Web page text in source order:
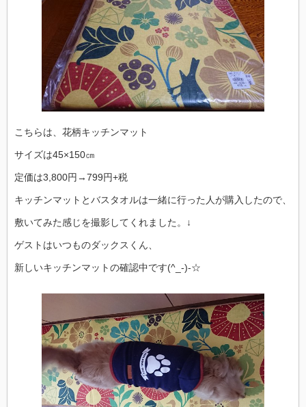
こちらは、花柄キッチンマット
サイズは45×150㎝
定価は3,800円→799円+税
キッチンマットとバスタオルは一緒に行った人が購入したので、
敷いてみた感じを撮影してくれました。↓
ゲストはいつものダックスくん、
新しいキッチンマットの確認中です(^_-)-☆